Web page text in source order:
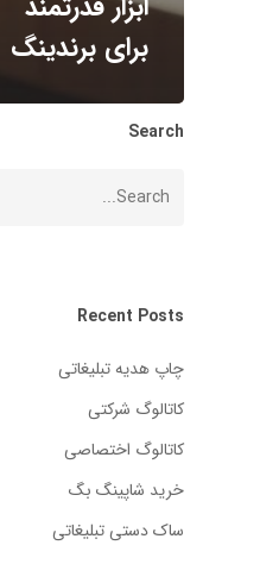
برای برندینگ
Search
Recent Posts
چاپ هدیه تبلیغاتی
کاتالوگ شرکتی
کاتالوگ اختصاصی
خرید شاپینگ بگ
ساک دستی تبلیغاتی